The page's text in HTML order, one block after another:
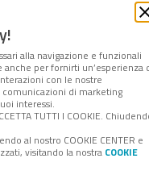
alla navigazione e funzionali
per fornirti un’esperienza
con le nostre
di marketing
interessi.
TUTTI I COOKIE.
al nostro COOKIE CENTER e
visitando la nostra COOKIE